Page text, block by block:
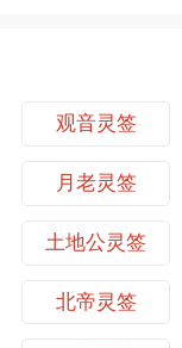
时机未到，当行
凡事做事
来，而不要去理
观音
圣意
观音灵签第
观音灵签第
观音灵签第
观音灵签
月老灵签
土地公灵签
北帝灵签